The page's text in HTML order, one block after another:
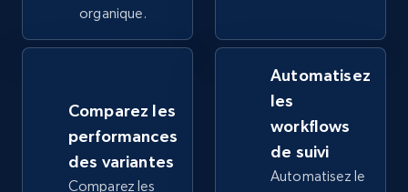
web using keywords
URL, Product id, Title, Product description,
Rating, Reviews count, Images, Variations, and
2.4K+ Commencer
organique.
Comparez les
performances
des variantes
Comparez les
Automatisez
les
workflows
de suivi
Automatisez le